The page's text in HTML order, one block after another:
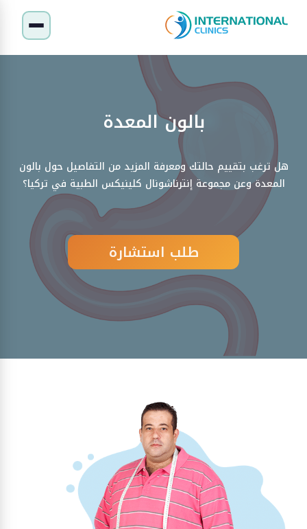
بالون المعدة
هل ترغب بتقييم حالتك ومعرفة المزيد من التفاصيل حول بالون
المعدة وعن مجموعة إنترناشونال كلينيكس الطبية في تركيا؟
طلب استشارة